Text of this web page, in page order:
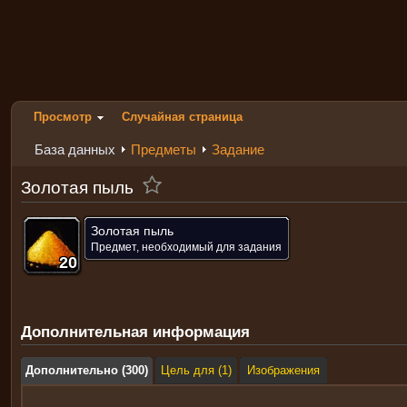
Просмотр Случайная страница
База данных Предметы Задание
Золотая пыль
20
20
20
20
20
20
20
20
20
Золотая пыль
Предмет, необходимый для задания
Дополнительная информация
Дополнительно (300) Цель для (1)
Изображения